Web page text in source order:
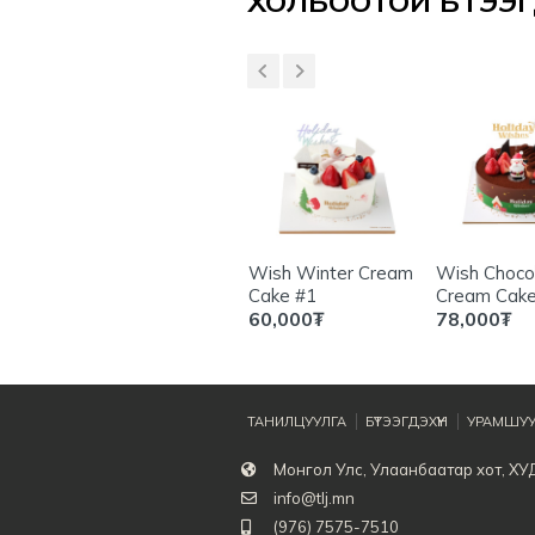
Wish Winter Cream
Cake #1
60,000₮
Wish
Cream
78,000₮
Монгол Улс, Улаанбаатар хот,
info@tlj.mn
(976) 7575-7510
ТАНИЛЦУУЛГА БҮТЭЭГДЭХҮҮН